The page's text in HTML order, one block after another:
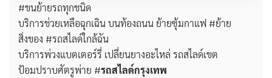
#ขนย้ายรถทุกชนิด
บริการช่วยเหลือฉุกเฉิน บนท้องถนน ย้ายซุ้มกาแฟ #ย้าย
สิ่งของ #รถสไลด์ใกล้ฉัน
บริการพ่วงแบตเตอร์รี่ เปลี่ยนยางอะไหล่ รถสไลด์เขต
ป้อมปราบศัตรูพ่าย #รถสไลด์กรุงเทพ